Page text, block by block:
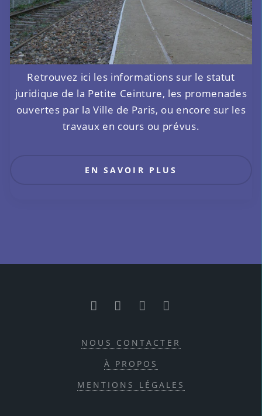
Retrouvez ici les informations sur le statut
juridique de la Petite Ceinture, les promenades
ouvertes par la Ville de Paris, ou encore sur les
travaux en cours ou prévus.
EN SAVOIR PLUS
NOUS CONTACTER
À PROPOS
MENTIONS LÉGALES